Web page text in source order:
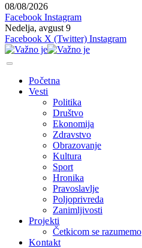
08/08/2026
Facebook Instagram
Nedelja, avgust 9
Facebook X (Twitter) Instagram
Početna
Vesti
Politika
Društvo
Ekonomija
Zdravstvo
Obrazovanje
Kultura
Sport
Hronika
Pravoslavlje
Poljoprivreda
Zanimljivosti
Projekti
Četkicom se razumemo
Kontakt